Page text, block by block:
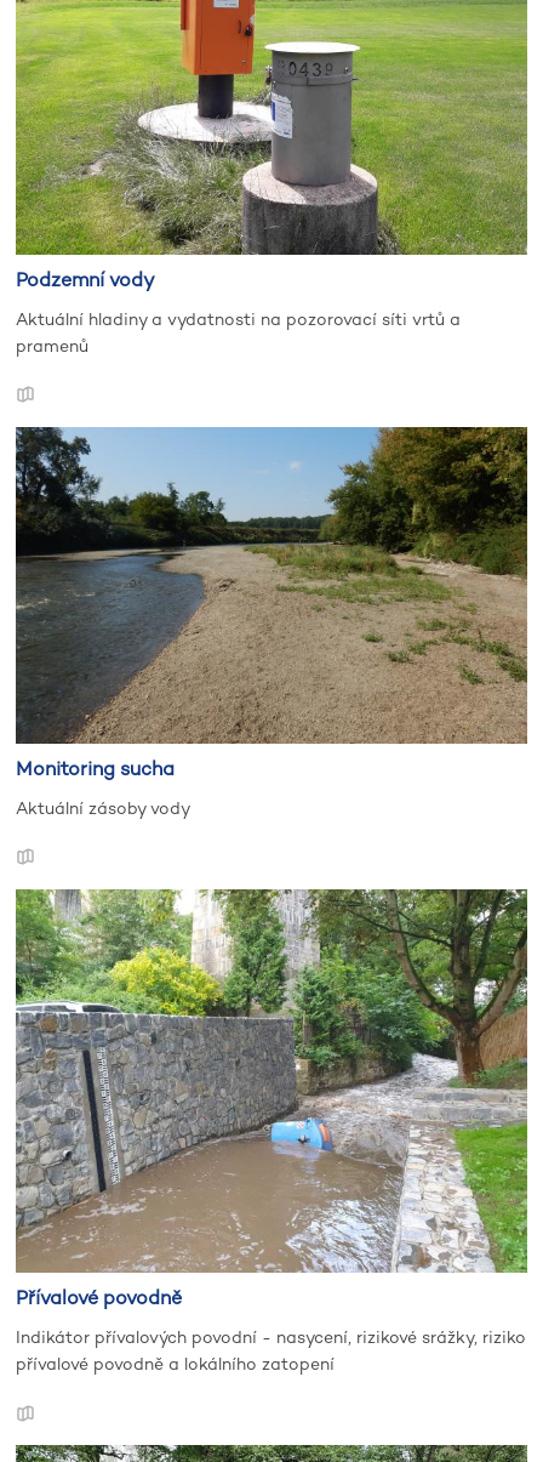
Podzemní vody
Aktuální hladiny a vydatnosti na pozorovací síti vrtů a
pramenů
Monitoring sucha
Aktuální zásoby vody
Přívalové povodně
Indikátor přívalových povodní - nasycení, rizikové srážky, riziko
přívalové povodně a lokálního zatopení